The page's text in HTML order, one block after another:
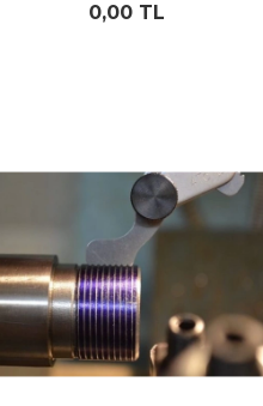
0,00 TL